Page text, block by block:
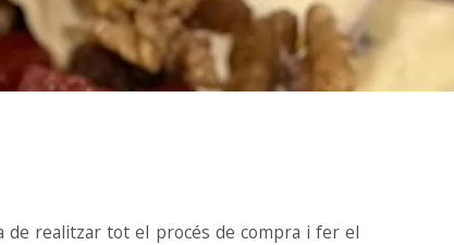
de realitzar tot el procés de compra i fer el